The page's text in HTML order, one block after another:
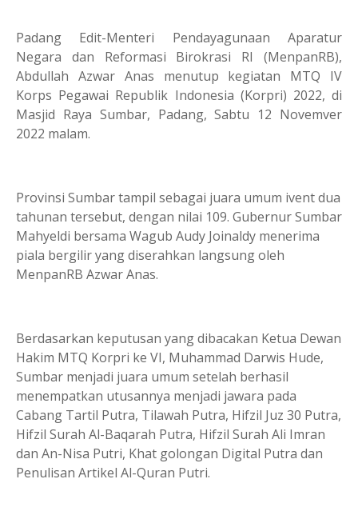
Padang Edit-Menteri Pendayagunaan Aparatur
Negara dan Reformasi Birokrasi RI (MenpanRB),
Abdullah Azwar Anas menutup kegiatan MTQ IV
Korps Pegawai Republik Indonesia (Korpri) 2022, di
Masjid Raya Sumbar, Padang, Sabtu 12 Novemver
2022 malam.
Provinsi Sumbar tampil sebagai juara umum ivent dua
tahunan tersebut, dengan nilai 109. Gubernur Sumbar
Mahyeldi bersama Wagub Audy Joinaldy menerima
piala bergilir yang diserahkan langsung oleh
MenpanRB Azwar Anas.
Berdasarkan keputusan yang dibacakan Ketua Dewan
Hakim MTQ Korpri ke VI, Muhammad Darwis Hude,
Sumbar menjadi juara umum setelah berhasil
menempatkan utusannya menjadi jawara pada
Cabang Tartil Putra, Tilawah Putra, Hifzil Juz 30 Putra,
Hifzil Surah Al-Baqarah Putra, Hifzil Surah Ali Imran
dan An-Nisa Putri, Khat golongan Digital Putra dan
Penulisan Artikel Al-Quran Putri.